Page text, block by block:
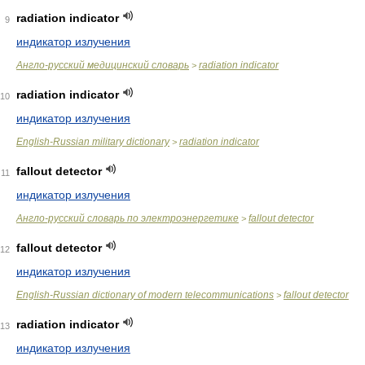
9
radiation indicator
индикатор излучения
Англо-русский медицинский словарь > radiation indicator
10
radiation indicator
индикатор излучения
English-Russian military dictionary> radiation indicator
11
fallout detector
индикатор излучения
Англо-русский словарь по электроэнергетике > fallout detector
12
fallout detector
индикатор излучения
English-Russian dictionary of modern telecommunications > fallout detector
13
radiation indicator
индикатор излучения